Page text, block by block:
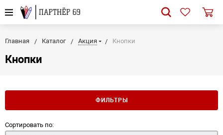
Главная Каталог Акция Кнопки
Кнопки
ФИЛЬТРЫ
Сортировать по: